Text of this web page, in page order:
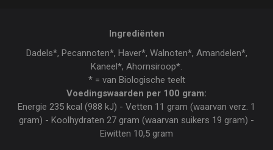
Ingrediënten
Dadels*, Pecannoten*, Haver*, Walnoten*, Amandelen*,
Kaneel*, Ahornsiroop*.
* = van Biologische teelt
Voedingswaarden per 100 gram:
Energie 235 kcal (988 kJ) - Vetten 11 gram (waarvan verz. 1
gram) - Koolhydraten 27 gram (waarvan suikers 19 gram) -
Eiwitten 10,5 gram